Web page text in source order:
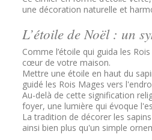
une décoration naturelle et
L’étoile de Noël : un
Comme l’étoile qui guida les
cœur de votre maison.
Mettre une étoile en haut du
guidé les Rois Mages vers
Au-delà de cette signification
foyer, une lumière qui évoque
La tradition de décorer les
ainsi bien plus qu'un simple